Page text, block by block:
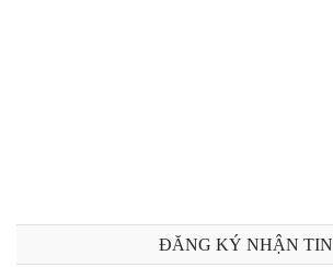
ĐĂNG KÝ NHẬN TIN